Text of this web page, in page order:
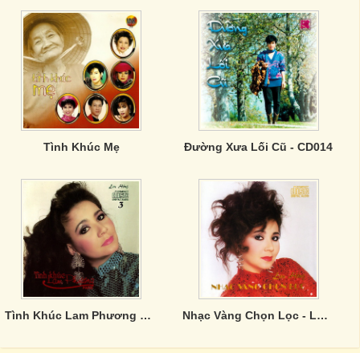
Tình Khúc Mẹ Đường Xưa Lối Cũ - CD014
Tình Khúc Lam Phương Paris Nhạc Vàng Chọn Lọc - Lưu Hồng